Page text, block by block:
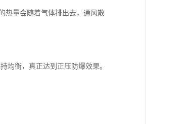
热量会随着气体排出去，通风散
均衡，真正达到正压防爆效果。